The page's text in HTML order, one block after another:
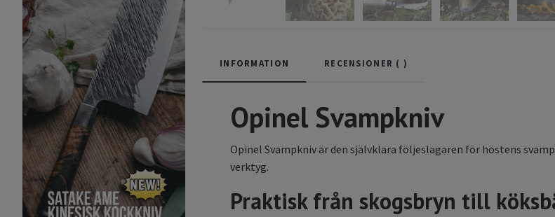
INFORMATION RECENSIONER ( )
Opinel Svampkniv
Opinel Svampkniv är den självklara följeslagaren för höstens
verktyg.
Praktisk från skogsbryn till